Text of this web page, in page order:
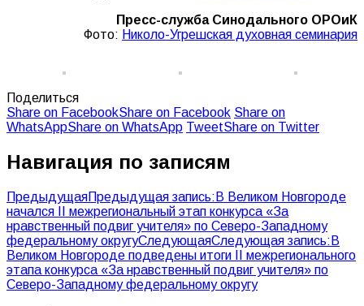
Пресс-служба Синодального ОРОиК
Фото: Николо-Угрешская духовная семинария
Поделиться
Share on FacebookShare on Facebook Share on
WhatsAppShare on WhatsApp TweetShare on Twitter
Навигация по записям
ПредыдущаяПредыдущая запись: В Великом Новгороде
начался II межрегиональный этап конкурса «За
нравственный подвиг учителя» по Северо-Западному
федеральному округуСледующаяСледующая запись: В
Великом Новгороде подведены итоги II межрегионального
этапа конкурса «За нравственный подвиг учителя» по
Северо-Западному федеральному округу